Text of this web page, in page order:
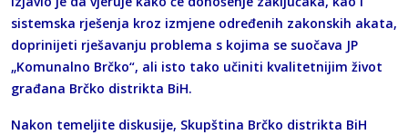
sistemska rješenja kroz izmjene određenih zakonskih akata,
doprinijeti rješavanju problema s kojima se suočava JP
„Komunalno Brčko“, ali isto tako učiniti kvalitetnijim život
građana Brčko distrikta BiH.
Nakon temeljite diskusije, Skupština Brčko distrikta BiH